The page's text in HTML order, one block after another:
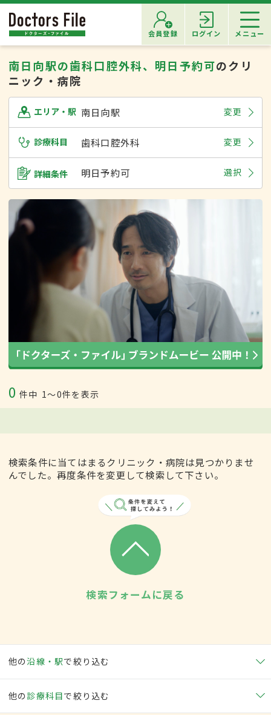
会員登録 ログイン メニュー
南日向駅の歯科口腔外科、明日予約可のクリ
ニック・病院
エリア・駅 南日向駅 変更
診療科目 歯科口腔外科 変更
詳細条件 明日予約可 選択
0 件中 1〜0件を表示
検索条件に当てはまるクリニック・病院は見つかりませ
んでした。再度条件を変更して検索して下さい。
検索フォームに戻る
他の沿線・駅で絞り込む
他の 診療科目で絞り込む